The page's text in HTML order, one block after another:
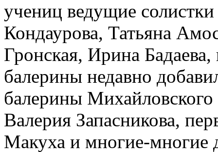
учениц ведущие
Кондаурова, Татьяна
Гронская, Ирина
балерины недавно
балерины
Валерия Запасникова,
Макуха и многие-многие